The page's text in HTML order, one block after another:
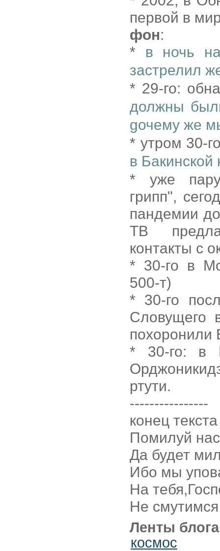
первой в
фон:
* в ночь
застрелил
* 29-го:
должны
gочему же
* утром 30-
в
* уже пару
грипп",
пандемии
ТВ
контакты с
* 30-го в
500-т)
* 30-го
Словущего
похоронили
* 30-го: в
ртути.
----------------
конец
Помилуй
Да будет
Ибо мы
На
Не
Ленты
космос